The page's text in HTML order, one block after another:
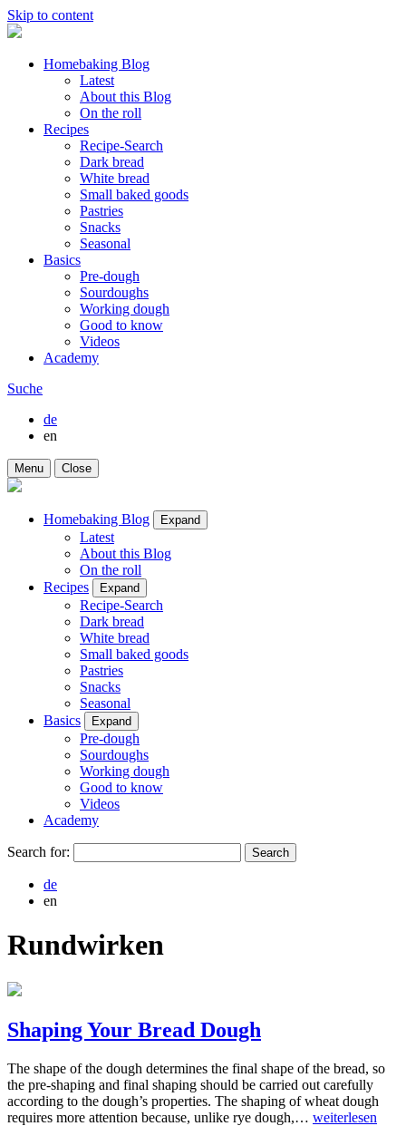
Skip to content
Homebaking Blog
Latest
About this Blog
On the roll
Recipes
Recipe-Search
Dark bread
White bread
Small baked goods
Pastries
Snacks
Seasonal
Basics
Pre-dough
Sourdoughs
Working dough
Good to know
Videos
Academy
Suche
de
en
Menu Close
Homebaking Blog Expand
Latest
About this Blog
On the roll
Recipes
Expand
Recipe-Search
Dark bread
White bread
Small baked goods
Pastries
Snacks
Seasonal
Basics
Expand
Pre-dough
Sourdoughs
Working dough
Good to know
Videos
Academy
Search for:
de
en
Rundwirken
Shaping Your Bread Dough
The shape of the dough determines the final shape of the bread, so
the pre-shaping and final shaping should be carried out carefully
according to the dough’s properties. The shaping of wheat dough
requires more attention because, unlike rye dough,… weiterlesen